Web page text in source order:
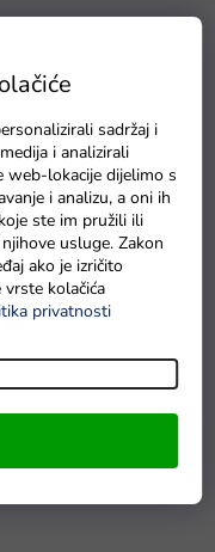
sadržaj i
i analizirali
web-lokacije dijelimo s
i analizu, a oni ih
ste im pružili ili
usluge. Zakon
ako je izričito
vrste kolačića
privatnosti